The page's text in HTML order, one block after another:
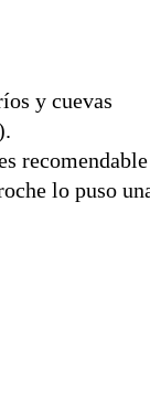
y cuevas
recomendable
lo puso